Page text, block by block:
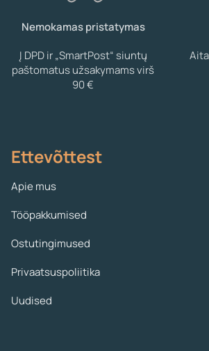
Nemokamas pristatymas
Į DPD ir „SmartPost“ siuntų
paštomatus užsakymams virš
90 €
Ettevõttest
Apie mus
Tööpakkumised
Ostutingimused
Privaatsuspoliitika
Uudised